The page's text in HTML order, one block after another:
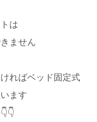
は
ません
ればベッド固定式
ます